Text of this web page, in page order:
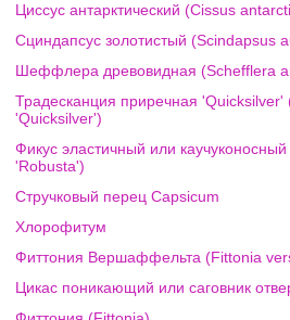
Циссус антарктический (Cissus
Сциндапсус золотистый (Scindapsus
Шеффлера древовидная (Schefflera
Традесканция приречная
'Quicksilver')
Фикус эластичный или
'Robusta')
Стручковый перец Capsicum
Хлорофитум
Фиттония Вершаффельта (Fittonia
Цикас поникающий или саговник